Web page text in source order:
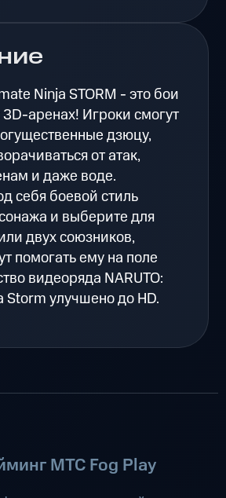
Ninja STORM - это бои
аренах! Игроки смогут
дзюцу,
от атак,
и даже воде.
себя боевой стиль
и выберите для
двух союзников,
помогать ему на поле
видеоряда NARUTO:
Storm улучшено до HD.
МТС Fog Play